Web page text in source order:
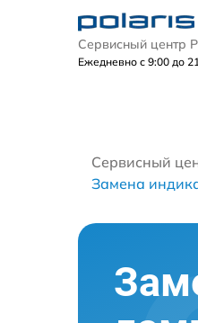
Сервисный центр
Ежедневно с 9:00 до
Сервисный
Замена